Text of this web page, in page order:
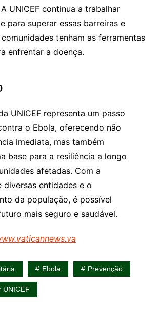
UNICEF continua a trabalhar
para superar essas barreiras e
tenham as ferramentas
enfrentar a doença.
UNICEF representa um passo
o Ebola, oferecendo não
imediata, mas também
base para a resiliência a longo
afetadas. Com a
diversas entidades e o
da população, é possível
mais seguro e saudável.
Ebola Prevenção
UNICEF